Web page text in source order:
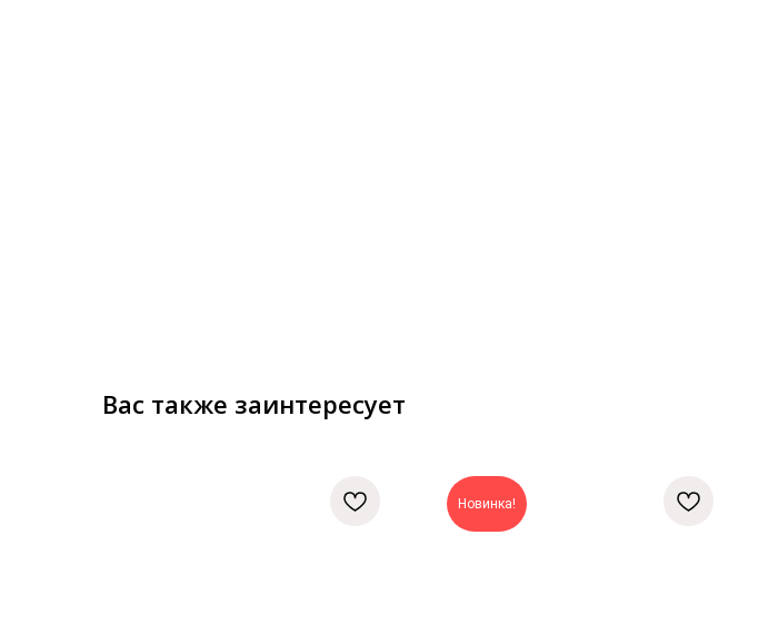
Вас также заинтересует
Новинка!